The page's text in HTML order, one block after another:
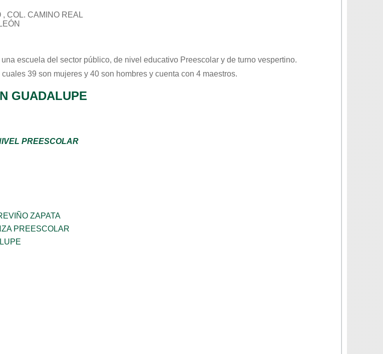
COL. CAMINO REAL
una escuela del sector público, de nivel educativo Preescolar y de turno vespertino.
39 son mujeres y 40 son hombres y cuenta con 4 maestros.
GUADALUPE
PREESCOLAR
ZAPATA
PREESCOLAR